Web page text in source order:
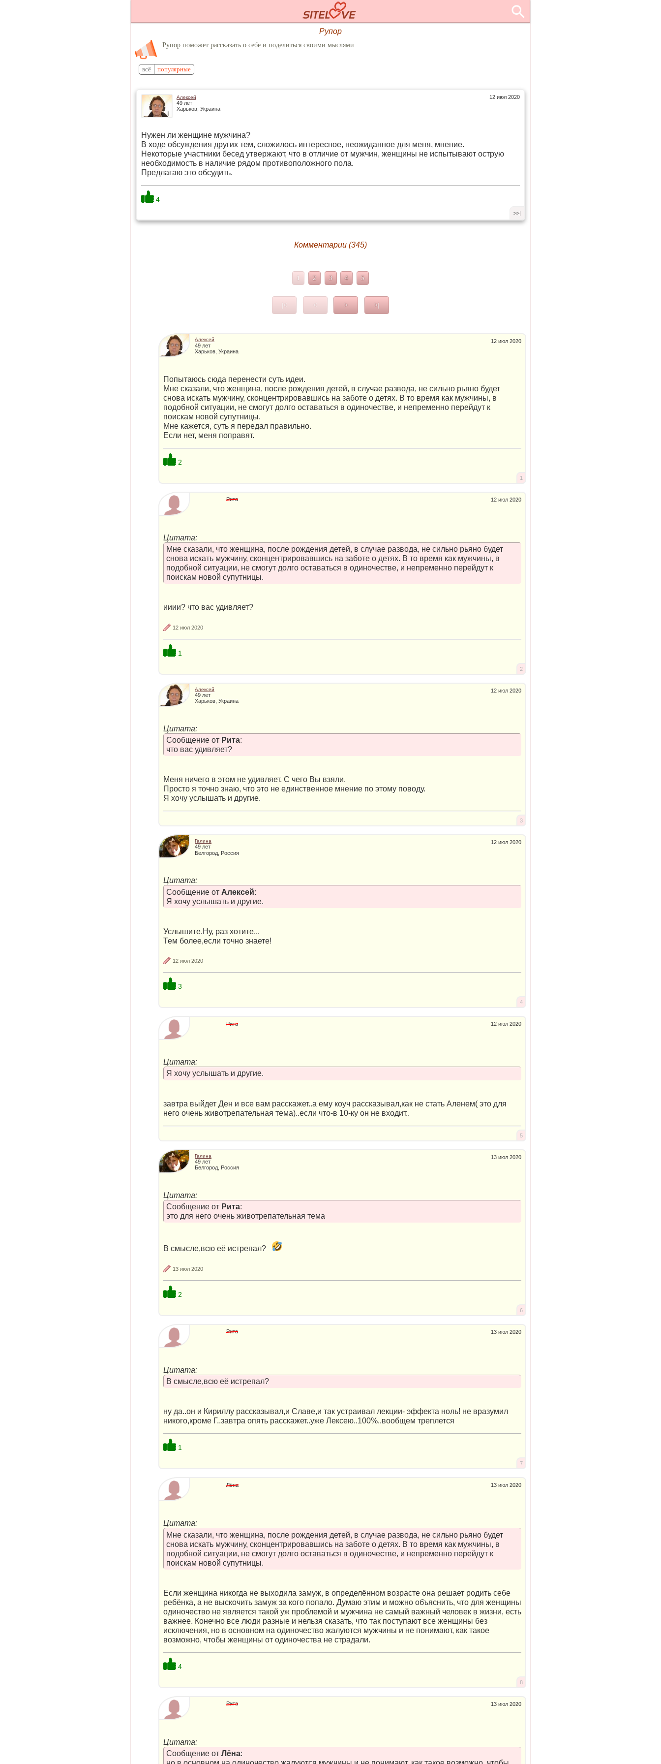
Рупор
Рупор поможет рассказать о себе и поделиться своими мыслями.
всё популярные
12 июл 2020
Алексей
49 лет
Харьков, Украина
Нужен ли женщине мужчина?
В ходе обсуждения других тем, сложилось интересное, неожиданное для меня, мнение.
Некоторые участники бесед утвержают, что в отличие от мужчин, женщины не испытывают острую
необходимость в наличие рядом противоположного пола.
Предлагаю это обсудить.
4
>>|
Комментарии (345)
1 2 3 4 5
|< < > >|
12 июл 2020
Алексей
49 лет
Харьков, Украина
Попытаюсь сюда перенести суть идеи.
Мне сказали, что женщина, после рождения детей, в случае развода, не сильно рьяно будет
снова искать мужчину, сконцентрировавшись на заботе о детях. В то время как мужчины, в
подобной ситуации, не смогут долго оставаться в одиночестве, и непременно перейдут к
поискам новой супутницы.
Мне кажется, суть я передал правильно.
Если нет, меня поправят.
2
1
12 июл 2020
Рита
Цитата:
Мне сказали, что женщина, после рождения детей, в случае развода, не сильно рьяно будет
снова искать мужчину, сконцентрировавшись на заботе о детях. В то время как мужчины, в
подобной ситуации, не смогут долго оставаться в одиночестве, и непременно перейдут к
поискам новой супутницы.
ииии? что вас удивляет?
12 июл 2020
1
2
12 июл 2020
Алексей
49 лет
Харьков, Украина
Цитата:
Сообщение от Рита:
что вас удивляет?
Меня ничего в этом не удивляет. С чего Вы взяли.
Просто я точно знаю, что это не единственное мнение по этому поводу.
Я хочу услышать и другие.
3
12 июл 2020
Галина
49 лет
Белгород, Россия
Цитата:
Сообщение от Алексей:
Я хочу услышать и другие.
Услышите.Ну, раз хотите...
Тем более,если точно знаете!
12 июл 2020
3
4
12 июл 2020
Рита
Цитата:
Я хочу услышать и другие.
завтра выйдет Ден и все вам расскажет..а ему коуч рассказывал,как не стать Аленем( это для
него очень животрепательная тема)..если что-в 10-ку он не входит..
5
13 июл 2020
Галина
49 лет
Белгород, Россия
Цитата:
Сообщение от Рита:
это для него очень животрепательная тема
В смысле,всю её истрепал?
13 июл 2020
2
6
13 июл 2020
Рита
Цитата:
В смысле,всю её истрепал?
ну да..он и Кириллу рассказывал,и Славе,и так устраивал лекции- эффекта ноль! не вразумил
никого,кроме Г..завтра опять расскажет..уже Лексею..100%..вообщем треплется
1
7
13 июл 2020
Лёна
Цитата:
Мне сказали, что женщина, после рождения детей, в случае развода, не сильно рьяно будет
снова искать мужчину, сконцентрировавшись на заботе о детях. В то время как мужчины, в
подобной ситуации, не смогут долго оставаться в одиночестве, и непременно перейдут к
поискам новой супутницы.
Если женщина никогда не выходила замуж, в определённом возрасте она решает родить себе
ребёнка, а не выскочить замуж за кого попало. Думаю этим и можно объяснить, что для женщины
одиночество не является такой уж проблемой и мужчина не самый важный человек в жизни, есть
важнее. Конечно все люди разные и нельзя сказать, что так поступают все женщины без
исключения, но в основном на одиночество жалуются мужчины и не понимают, как такое
возможно, чтобы женщины от одиночества не страдали.
4
8
13 июл 2020
Рита
Цитата:
Сообщение от Лёна: